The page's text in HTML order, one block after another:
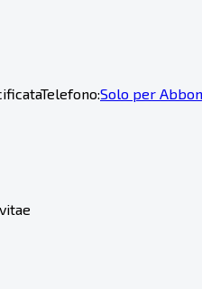
Telefono:Solo per